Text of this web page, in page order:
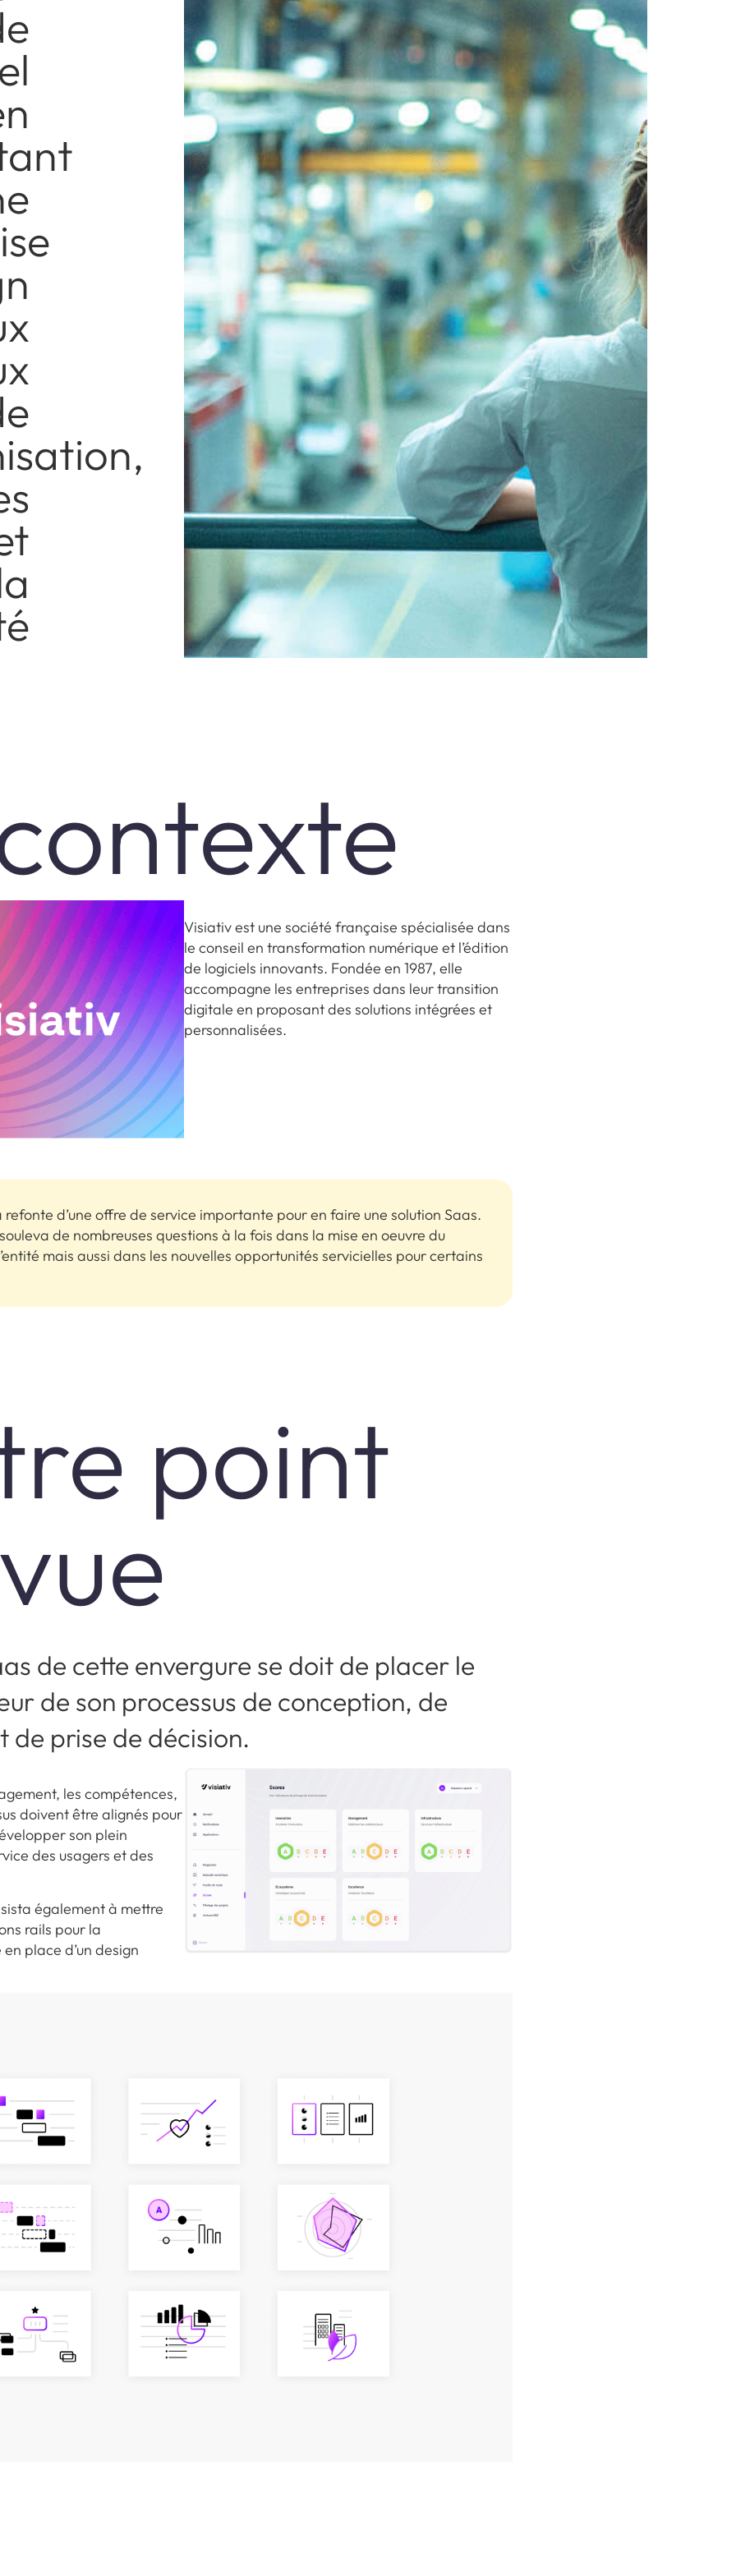
Visiativ est une société française spécialisée dans
le conseil en transformation numérique et l’édition
de logiciels innovants. Fondée en 1987, elle
accompagne les entreprises dans leur transition
digitale en proposant des solutions intégrées et
personnalisées.
d’une offre de service importante pour en faire une solution Saas.
de nombreuses questions à la fois dans la mise en oeuvre du
mais aussi dans les nouvelles opportunités servicielles pour certains
point
de cette envergure se doit de placer le
de son processus de conception, de
de prise de décision.
les compétences,
doivent être alignés pour
son plein
des usagers et des
également à mettre
rails pour la
place d’un design